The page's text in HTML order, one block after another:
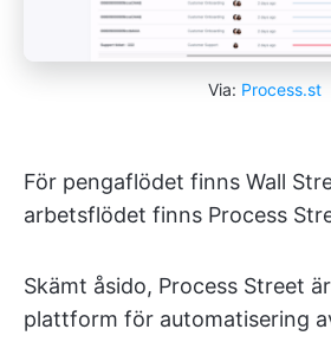
Via: Process.st
För pengaflödet finns Wall
arbetsflödet finns Process
Skämt åsido, Process Street
plattform för automatisering